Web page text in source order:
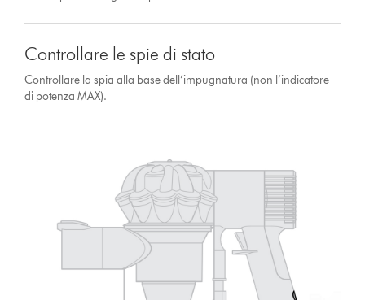
Controllare le spie di stato
Controllare la spia alla base dell’impugnatura (non l’indicatore
di potenza MAX).